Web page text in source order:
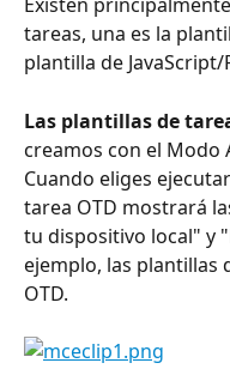
tareas, una es la
plantilla de
Las plantillas de
creamos con el Modo
Cuando eliges
tarea OTD mostrará
tu dispositivo local" y
ejemplo, las plantillas
OTD.